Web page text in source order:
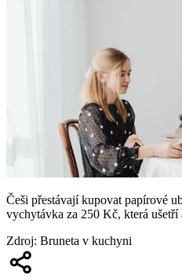
Češi přestávají kupovat papírové
vychytávka za 250 Kč, která
Zdroj: Bruneta v kuchyni